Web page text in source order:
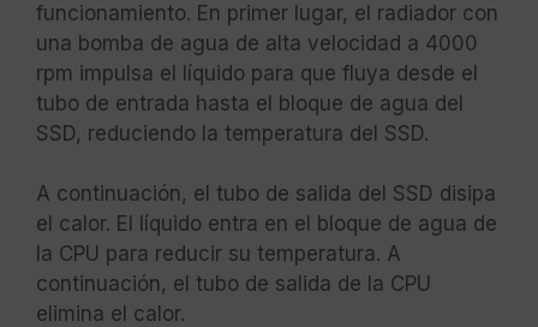
funcionamiento. En primer lugar, el radiador con
una bomba de agua de alta velocidad a 4000
rpm impulsa el líquido para que fluya desde el
tubo de entrada hasta el bloque de agua del
SSD, reduciendo la temperatura del SSD.
A continuación, el tubo de salida del SSD disipa
el calor. El líquido entra en el bloque de agua de
la CPU para reducir su temperatura. A
continuación, el tubo de salida de la CPU
elimina el calor.